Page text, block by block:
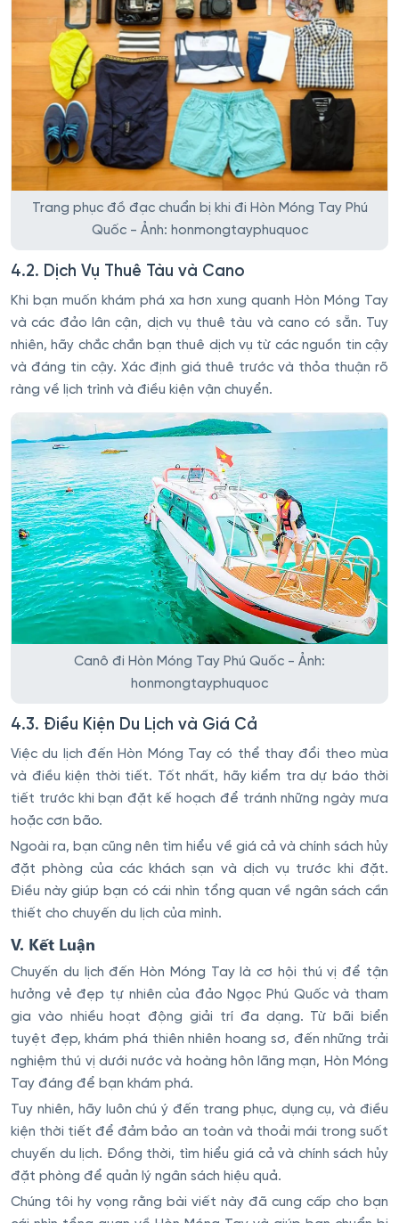
Trang phục đồ đạc chuẩn bị khi đi Hòn Móng Tay Phú
Quốc - Ảnh: honmongtayphuquoc
4.2. Dịch Vụ Thuê Tàu và Cano
Khi bạn muốn khám phá xa hơn xung quanh Hòn Móng Tay
và các đảo lân cận, dịch vụ thuê tàu và cano có sẵn. Tuy
nhiên, hãy chắc chắn bạn thuê dịch vụ từ các nguồn tin cậy
và đáng tin cậy. Xác định giá thuê trước và thỏa thuận rõ
ràng về lịch trình và điều kiện vận chuyển.
Canô đi Hòn Móng Tay Phú Quốc - Ảnh:
honmongtayphuquoc
4.3. Điều Kiện Du Lịch và Giá Cả
Việc du lịch đến Hòn Móng Tay có thể thay đổi theo mùa
và điều kiện thời tiết. Tốt nhất, hãy kiểm tra dự báo thời
tiết trước khi bạn đặt kế hoạch để tránh những ngày mưa
hoặc cơn bão.
Ngoài ra, bạn cũng nên tìm hiểu về giá cả và chính sách hủy
đặt phòng của các khách sạn và dịch vụ trước khi đặt.
Điều này giúp bạn có cái nhìn tổng quan về ngân sách cần
thiết cho chuyến du lịch của mình.
V. Kết Luận
Chuyến du lịch đến Hòn Móng Tay là cơ hội thú vị để tận
hưởng vẻ đẹp tự nhiên của đảo Ngọc Phú Quốc và tham
gia vào nhiều hoạt động giải trí đa dạng. Từ bãi biển
tuyệt đẹp, khám phá thiên nhiên hoang sơ, đến những trải
nghiệm thú vị dưới nước và hoàng hôn lãng mạn, Hòn Móng
Tay đáng để bạn khám phá.
Tuy nhiên, hãy luôn chú ý đến trang phục, dụng cụ, và điều
kiện thời tiết để đảm bảo an toàn và thoải mái trong suốt
chuyến du lịch. Đồng thời, tìm hiểu giá cả và chính sách hủy
đặt phòng để quản lý ngân sách hiệu quả.
Chúng tôi hy vọng rằng bài viết này đã cung cấp cho bạn